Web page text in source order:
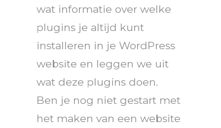
wat informatie over welke
plugins je altijd kunt
installeren in je WordPress
website en leggen we uit
wat deze plugins doen.
Ben je nog niet gestart met
het maken van een website